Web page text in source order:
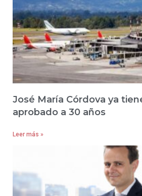
José María Córdova ya
aprobado a 30 años
Leer más »